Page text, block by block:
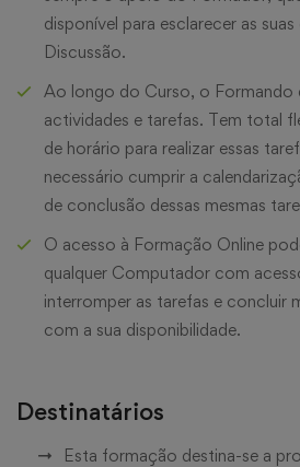
disponível para esclarecer as
Discussão.
Ao longo do Curso, o Formando
actividades e tarefas. Tem total
de horário para realizar essas
necessário cumprir a
de conclusão dessas mesmas
O acesso à Formação Online
qualquer Computador com
interromper as tarefas e concluir
com a sua disponibilidade.
Destinatários
Esta formação destina-se a